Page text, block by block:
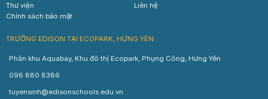
Thư viện
Liên hệ
Chính sách bảo mật
TRƯỜNG EDISON TẠI ECOPARK, HƯNG YÊN
Phân khu Aquabay, Khu đô thị Ecopark, Phụng Công, Hưng Yên
096 880 8386
tuyensinh@edisonschools.edu.vn